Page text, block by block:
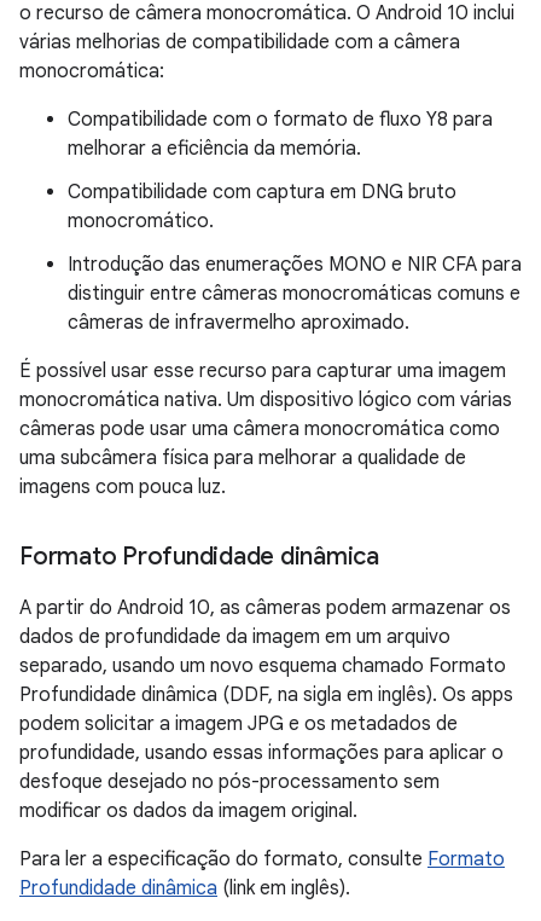
o recurso de câmera monocromática. O Android 10 inclui
várias melhorias de compatibilidade com a câmera
monocromática:
Compatibilidade com o formato de fluxo Y8 para
melhorar a eficiência da memória.
Compatibilidade com captura em DNG bruto
monocromático.
Introdução das enumerações MONO e NIR CFA para
distinguir entre câmeras monocromáticas comuns e
câmeras de infravermelho aproximado.
É possível usar esse recurso para capturar uma imagem
monocromática nativa. Um dispositivo lógico com várias
câmeras pode usar uma câmera monocromática como
uma subcâmera física para melhorar a qualidade de
imagens com pouca luz.
Formato Profundidade dinâmica
A partir do Android 10, as câmeras podem armazenar os
dados de profundidade da imagem em um arquivo
separado, usando um novo esquema chamado Formato
Profundidade dinâmica (DDF, na sigla em inglês). Os apps
podem solicitar a imagem JPG e os metadados de
profundidade, usando essas informações para aplicar o
desfoque desejado no pós-processamento sem
modificar os dados da imagem original.
Para ler a especificação do formato, consulte Formato
Profundidade dinâmica (link em inglês).